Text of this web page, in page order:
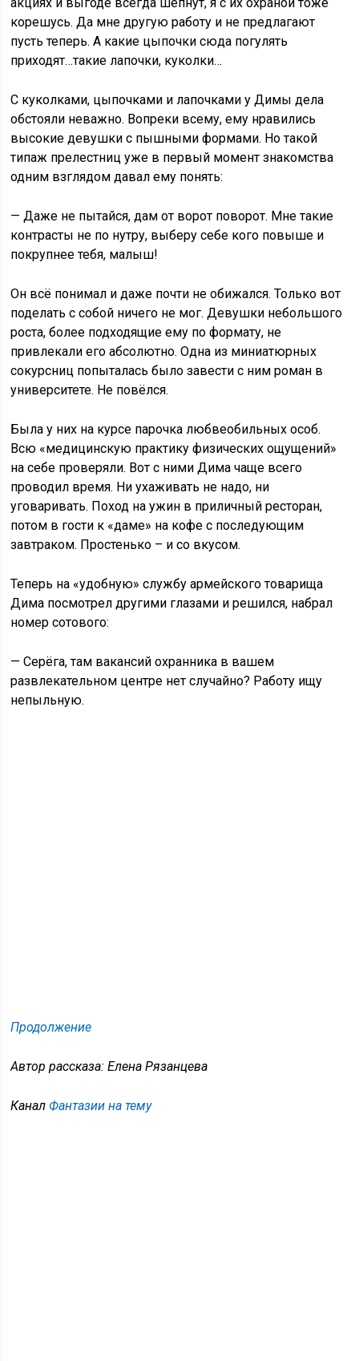
корешусь. Да мне другую работу и не предлагают
пусть теперь. А какие цыпочки сюда погулять
приходят…такие лапочки, куколки…
С куколками, цыпочками и лапочками у Димы дела
обстояли неважно. Вопреки всему, ему нравились
высокие девушки с пышными формами. Но такой
типаж прелестниц уже в первый момент знакомства
одним взглядом давал ему понять:
— Даже не пытайся, дам от ворот поворот. Мне такие
контрасты не по нутру, выберу себе кого повыше и
покрупнее тебя, малыш!
Он всё понимал и даже почти не обижался. Только вот
поделать с собой ничего не мог. Девушки небольшого
роста, более подходящие ему по формату, не
привлекали его абсолютно. Одна из миниатюрных
сокурсниц попыталась было завести с ним роман в
университете. Не повёлся.
Была у них на курсе парочка любвеобильных особ.
Всю «медицинскую практику физических ощущений»
на себе проверяли. Вот с ними Дима чаще всего
проводил время. Ни ухаживать не надо, ни
уговаривать. Поход на ужин в приличный ресторан,
потом в гости к «даме» на кофе с последующим
завтраком. Простенько – и со вкусом.
Теперь на «удобную» службу армейского товарища
Дима посмотрел другими глазами и решился, набрал
номер сотового:
— Серёга, там вакансий охранника в вашем
развлекательном центре нет случайно? Работу ищу
непыльную.
Продолжение
Автор рассказа: Елена Рязанцева
КаналФантазии на тему